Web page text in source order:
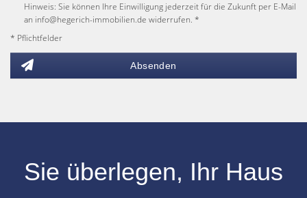
Hinweis: Sie können Ihre Einwilligung jederzeit für die Zukunft per E-Mail
an info@hegerich-immobilien.de widerrufen. *
* Pflichtfelder
Absenden
Sie überlegen, Ihr Haus